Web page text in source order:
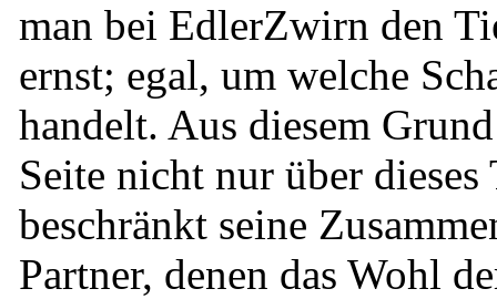
man bei EdlerZwirn den
ernst; egal, um welche
handelt. Aus diesem
Seite nicht nur über dieses
beschränkt seine
Partner, denen das Wohl